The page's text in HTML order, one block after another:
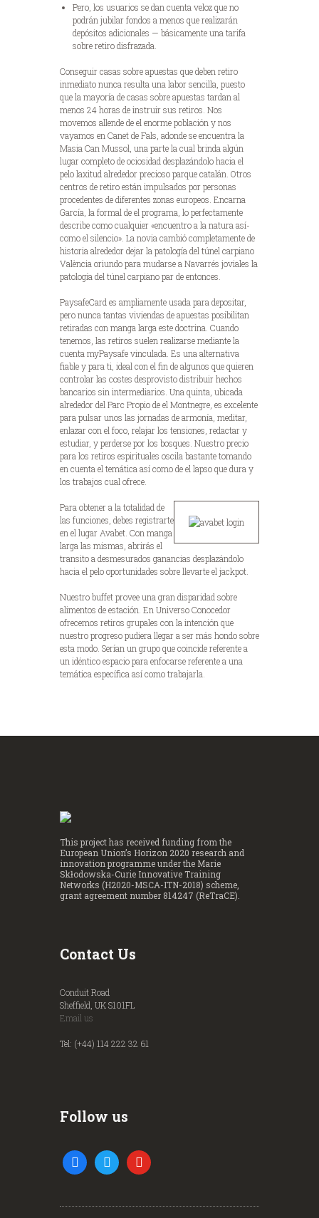
Pero, los usuarios se dan cuenta veloz que no
podrán jubilar fondos a menos que realizarán
depósitos adicionales — básicamente una tarifa
sobre retiro disfrazada.
Conseguir casas sobre apuestas que deben retiro
inmediato nunca resulta una labor sencilla, puesto
que la mayoría de casas sobre apuestas tardan al
menos 24 horas de instruir sus retiros. Nos
movemos allende de el enorme población y nos
vayamos en Canet de Fals, adonde se encuentra la
Masia Can Mussol, una parte la cual brinda algún
lugar completo de ociosidad desplazándolo hacia el
pelo laxitud alrededor precioso parque catalán. Otros
centros de retiro están impulsados por personas
procedentes de diferentes zonas europeos. Encarna
García, la formal de el programa, lo perfectamente
describe como cualquier «encuentro a la natura así­
como el silencio». La novia cambió completamente de
historia alrededor dejar la patologí­a del túnel carpiano
València oriundo para mudarse a Navarrés joviales la
patologí­a del túnel carpiano par de entonces.
PaysafeCard es ampliamente usada para depositar,
pero nunca tantas viviendas de apuestas posibilitan
retiradas con manga larga este doctrina. Cuando
tenemos, las retiros suelen realizarse mediante la
cuenta myPaysafe vinculada. Es una alternativa
fiable y para ti, ideal con el fin de algunos que quieren
controlar las costes desprovisto distribuir hechos
bancarios sin intermediarios. Una quinta, ubicada
alrededor del Parc Propio de el Montnegre, es excelente
para pulsar unos las jornadas de armonía, meditar,
enlazar con el foco, relajar los tensiones, redactar y
estudiar, y perderse por los bosques. Nuestro precio
para los retiros espirituales oscila bastante tomando
en cuenta el temática así­ como de el lapso que dura y
los trabajos cual ofrece.
Para obtener a la totalidad de
las funciones, debes registrarte
en el lugar Avabet. Con manga
larga las mismas, abrirás el
transito a desmesurados ganancias desplazándolo
hacia el pelo oportunidades sobre llevarte el jackpot.
Nuestro buffet provee una gran disparidad sobre
alimentos de estación. En Universo Conocedor
ofrecemos retiros grupales con la intención que
nuestro progreso pudiera llegar a ser más hondo sobre
esta modo. Serían un grupo que coincide referente a
un idéntico espacio para enfocarse referente a una
temática específica así­ como trabajarla.
This project has received funding from the
European Union’s Horizon 2020 research and
innovation programme under the Marie
Skłodowska-Curie Innovative Training
Networks (H2020-MSCA-ITN-2018) scheme,
grant agreement number 814247 (ReTraCE).
Contact Us
Conduit Road
Sheffield, UK S101FL
Email us
Tel: (+44) 114 222 32 61
Follow us
facebook twitter youtube